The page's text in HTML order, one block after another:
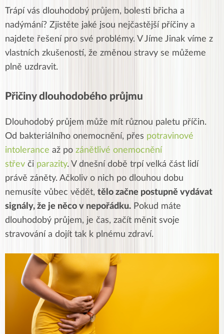
Trápí vás dlouhodobý průjem, bolesti břicha a
nadýmání? Zjistěte jaké jsou nejčastější příčiny a
najdete řešení pro své problémy. V Jíme Jinak víme z
vlastních zkušeností, že změnou stravy se můžeme
plně uzdravit.
Přičiny dlouhodobého průjmu
Dlouhodobý průjem může mít různou paletu příčin.
Od bakteriálního onemocnění, přes potravinové
intolerance až po zánětlivé onemocnění
střev či parazity. V dnešní době trpí velká část lidí
právě záněty. Ačkoliv o nich po dlouhou dobu
nemusíte vůbec vědět, tělo začne postupně vydávat
signály, že je něco v nepořádku. Pokud máte
dlouhodobý průjem, je čas, začít měnit svoje
stravování a dojít tak k plnému zdraví.